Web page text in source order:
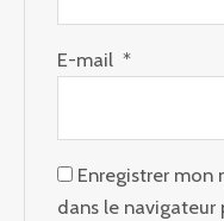
E-mail*
Enregistrer
dans le